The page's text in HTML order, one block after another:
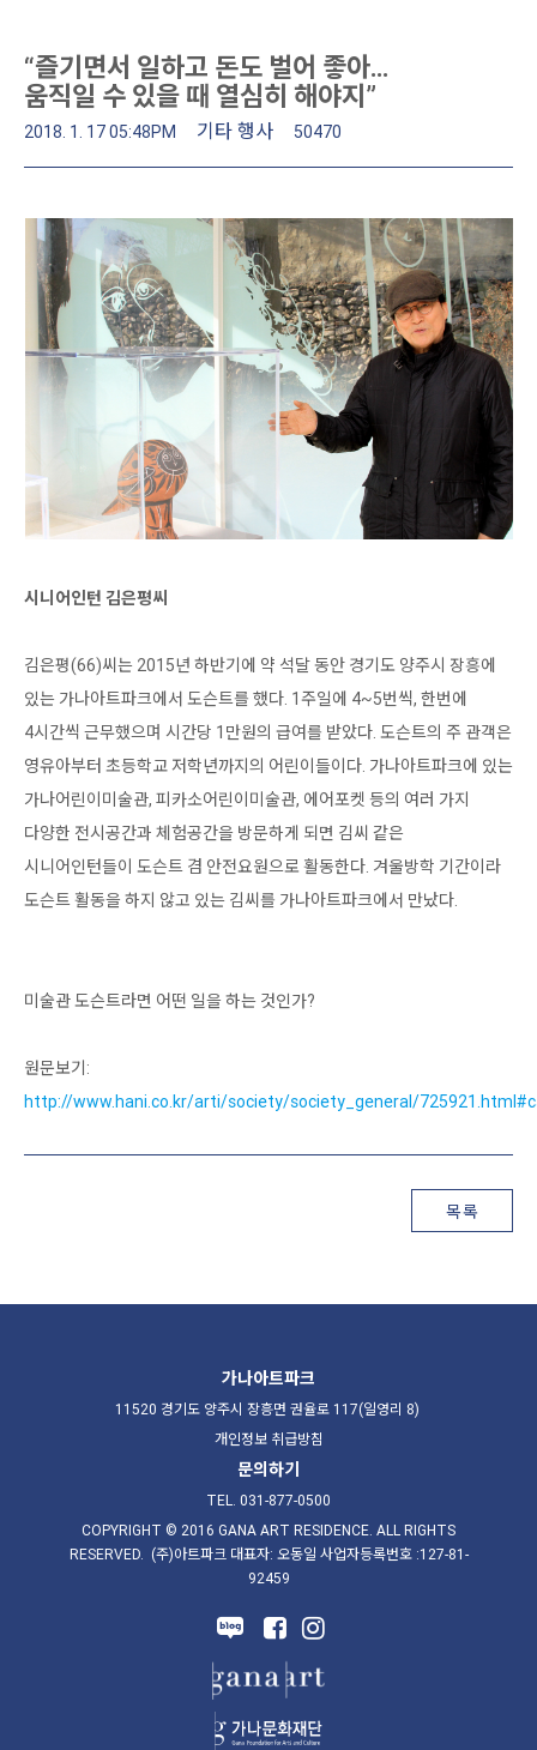
“즐기면서 일하고 돈도 벌어 좋아…
움직일 수 있을 때 열심히 해야지”
2018. 1. 17 05:48PM 기타 행사 50470
시니어인턴 김은평씨
김은평(66)씨는 2015년 하반기에 약 석달 동안 경기도 양주시 장흥에
있는 가나아트파크에서 도슨트를 했다. 1주일에 4~5번씩, 한번에
4시간씩 근무했으며 시간당 1만원의 급여를 받았다. 도슨트의 주 관객은
영유아부터 초등학교 저학년까지의 어린이들이다. 가나아트파크에 있는
가나어린이미술관, 피카소어린이미술관, 에어포켓 등의 여러 가지
다양한 전시공간과 체험공간을 방문하게 되면 김씨 같은
시니어인턴들이 도슨트 겸 안전요원으로 활동한다. 겨울방학 기간이라
도슨트 활동을 하지 않고 있는 김씨를 가나아트파크에서 만났다.
미술관 도슨트라면 어떤 일을 하는 것인가?
원문보기:
http://www.hani.co.kr/arti/society/society_general/
목록
가나아트파크
11520 경기도 양주시 장흥면 권율로 117(일영리 8)
개인정보 취급방침
문의하기
TEL. 031-877-0500
COPYRIGHT © 2016 GANA ART RESIDENCE. ALL RIGHTS
RESERVED. (주)아트파크 대표자: 오동일 사업자등록번호 :127-81-
92459